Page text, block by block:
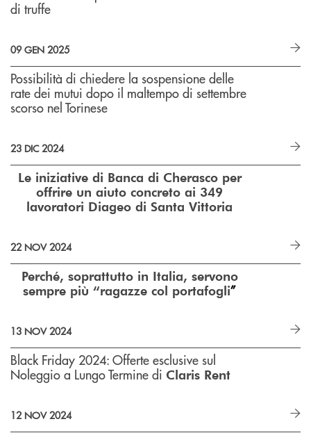
di truffe
09 GEN 2025
Possibilità di chiedere la sospensione delle
rate dei mutui dopo il maltempo di settembre
scorso nel Torinese
23 DIC 2024
Le iniziative di Banca di Cherasco per
offrire un aiuto concreto ai 349
lavoratori Diageo di Santa Vittoria
22 NOV 2024
Perché, soprattutto in Italia, servono
sempre più “ragazze col portafogli”
13 NOV 2024
Black Friday 2024: Offerte esclusive sul
Noleggio a Lungo Termine di Claris Rent
12 NOV 2024